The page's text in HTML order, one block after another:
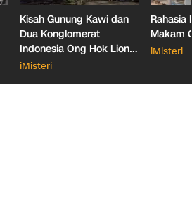
Kisah Gunung Kawi dan
Dua Konglomerat
Indonesia Ong Hok Liong
hingga Liem Sioe Liong
iMisteri
Rahasia
Makam
iMisteri